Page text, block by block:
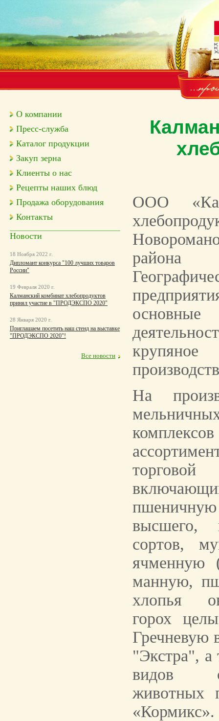
О компании
Пресс-служба
Каталог продукции
Закуп зерна
Клиенты о нас
Рецепты наших блюд
Продажа оборудования
Контакты
Новости
18 Ноября 2022 г.
Дипломант конкурса "100 лучших товаров
России"
19 Февраля 2020 г.
Калманский комбинат хлебопродуктов
принял участие в "ПРОДЭКСПО 2020"
28 Января 2020 г.
Приглашаем посетить наш стенд на выставке
"ПРОДЭКСПО 2020"!
Все новости
ООО
района
На
высшего,
сортов,
ячменную
манную,
хлопья
горох
Гречневую
"Экстра", а
видов
животных
«Кормикс».